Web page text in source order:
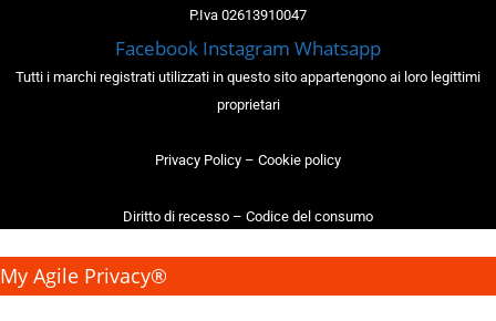
P.Iva 02613910047
Facebook Instagram Whatsapp
Tutti i marchi registrati utilizzati in questo sito appartengono ai loro legittimi
proprietari
Privacy Policy – Cookie policy
Diritto di recesso – Codice del consumo
My Agile Privacy®